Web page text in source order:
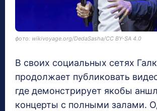
фото: wikivoyage.org/DedaSasha/CC BY-SA 4.0
В своих социальных сетях
продолжает публиковать
где демонстрирует якобы
концерты с полными залами.